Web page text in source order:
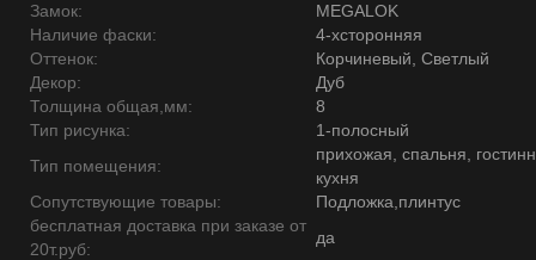
Замок:
MEGALOK
Наличие фаски:
4-хсторонняя
Оттенок:
Корчиневый, Светлый
Декор:
Дуб
Толщина общая,мм:
8
Тип рисунка:
1-полосный
Тип помещения:
прихожая, спальня,
кухня
Сопутствующие товары:
Подложка,плинтус
бесплатная доставка при заказе от
20т.руб:
да